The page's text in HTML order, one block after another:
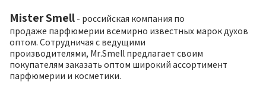
Mister Smell - российская компания по
продаже парфюмерии всемирно известных марок духов
оптом. Сотрудничая с ведущими
производителями, Mr.Smell предлагает своим
покупателям заказать оптом широкий ассортимент
парфюмерии и косметики.